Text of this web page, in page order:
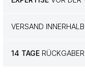
VERSAND
14 TAGE